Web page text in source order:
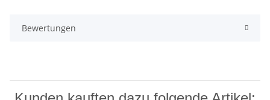
Bewertungen